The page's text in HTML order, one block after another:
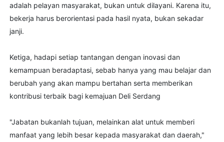
adalah pelayan masyarakat, bukan untuk dilayani. Karena itu,
bekerja harus berorientasi pada hasil nyata, bukan sekadar
janji.
Ketiga, hadapi setiap tantangan dengan inovasi dan
kemampuan beradaptasi, sebab hanya yang mau belajar dan
berubah yang akan mampu bertahan serta memberikan
kontribusi terbaik bagi kemajuan Deli Serdang
"Jabatan bukanlah tujuan, melainkan alat untuk memberi
manfaat yang lebih besar kepada masyarakat dan daerah,"